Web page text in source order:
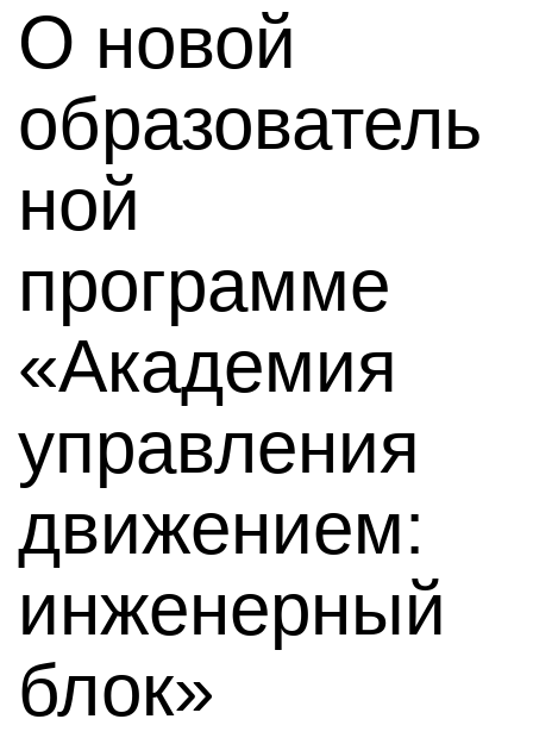
О новой
образователь
ной
программе
«Академия
управления
движением:
инженерный
блок»